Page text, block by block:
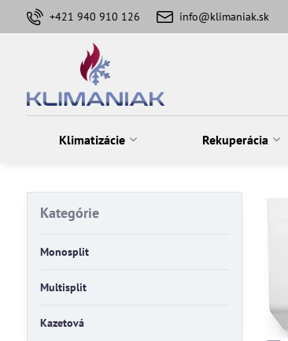
+421 940 910 126 info@klimaniak.sk
Klimatizácie Rekuperácia
Kategórie
Monosplit
Multisplit
Kazetová